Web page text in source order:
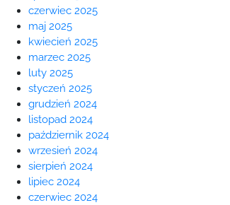
czerwiec 2025
maj 2025
kwiecień 2025
marzec 2025
luty 2025
styczeń 2025
grudzień 2024
listopad 2024
październik 2024
wrzesień 2024
sierpień 2024
lipiec 2024
czerwiec 2024